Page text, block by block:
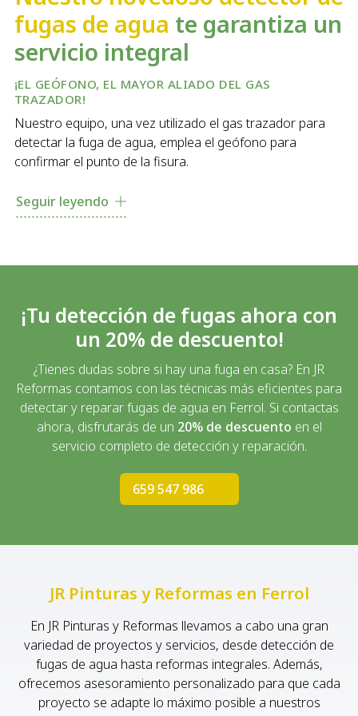
fugas de agua te garantiza un
servicio integral
¡EL GEÓFONO, EL MAYOR ALIADO DEL GAS
TRAZADOR!
Nuestro equipo, una vez utilizado el gas trazador para
detectar la fuga de agua, emplea el geófono para
confirmar el punto de la fisura.
El geófono detecta las vibraciones sonoras que produce
el gas al escapar por la tubería. Este dispositivo nos
precisa.
Confiando en los profesionales de JR Reformas,
reducirás los inconvenientes y los tiempos necesarios
para la detección y reparación de fugas de agua.
Seguir leyendo
¡Tu detección de fugas ahora con
un 20% de descuento!
¿Tienes dudas sobre si hay una fuga en casa? En JR
Reformas contamos con las técnicas más eficientes para
detectar y reparar fugas de agua en Ferrol. Si contactas
ahora, disfrutarás de un 20% de descuento en el
servicio completo de detección y reparación.
659 547 986
JR Pinturas y Reformas en Ferrol
En JR Pinturas y Reformas llevamos a cabo una gran
variedad de proyectos y servicios, desde detección de
fugas de agua hasta reformas integrales. Además,
ofrecemos asesoramiento personalizado para que cada
proyecto se adapte lo máximo posible a nuestros